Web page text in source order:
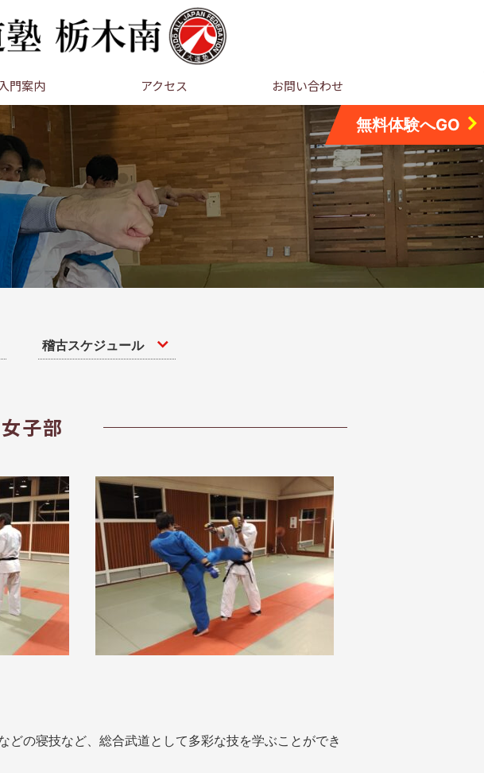
入門案内 アクセス お問い合わせ
無料体験へGO
稽古スケジュール
子部
の寝技など、総合武道として多彩な技を学ぶことができ